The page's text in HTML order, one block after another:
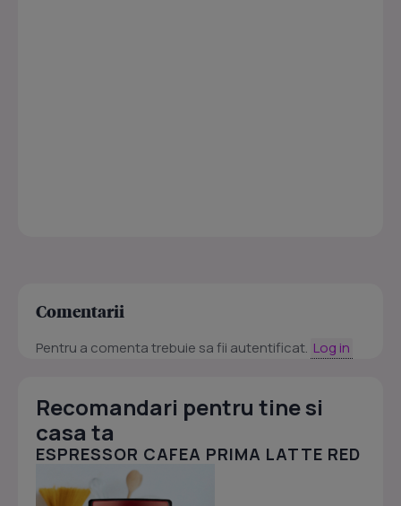
Comentarii
Pentru a comenta trebuie sa fii autentificat. Log in
Recomandari pentru tine si
casa ta
ESPRESSOR CAFEA PRIMA LATTE RED